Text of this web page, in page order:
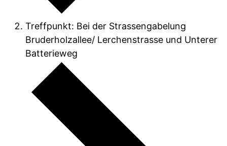
Treffpunkt: Bei der Strassengabelung
Bruderholzallee/ Lerchenstrasse und Unterer
Batterieweg